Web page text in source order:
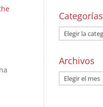
Categorías
Archivos